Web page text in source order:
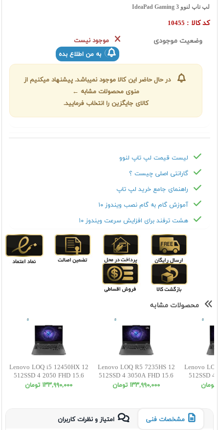
لپ تاپ لنوو IdeaPad Gaming 3
کد کالا : 10455
وضعیت موجودی
موجود نیست
به من اطلاع بده
در حال حاضر این کالا موجود نمیباشد. پیشنهاد میکنیم از
منوی محصولات مشابه ←
کالای جایگزین را انتخاب فرمایید.
لیست قیمت لپ تاپ لنوو
گارانتی اصلی چیست ؟
راهنمای جامع خرید لپ تاپ
آموزش گام به گام نصب ویندوز ۱۰
هشت ترفند برای افزایش سرعت ویندوز ۱۰
محصولات مشابه
Lenovo LOQ i5 12450HX 12
512SSD 4 2050 FHD 15.6
١٣٣,٩٩٠,٠٠٠ تومان
Lenovo LOQ R5 7235HS 12
512SSD 4 3050A FHD 15.6
١٣٣,٩٩٠,٠٠٠ تومان
Lenovo
512SSD 4
مشخصات فنی امتیاز و نظرات کاربران